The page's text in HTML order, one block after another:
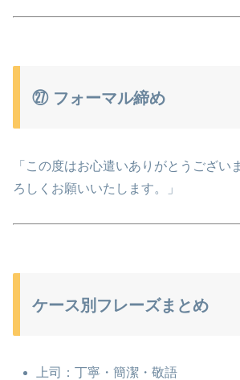
㉗ フォーマル締め
「この度はお心遣いありがとうござい
ろしくお願いいたします。」
ケース別フレーズまとめ
上司：丁寧・簡潔・敬語